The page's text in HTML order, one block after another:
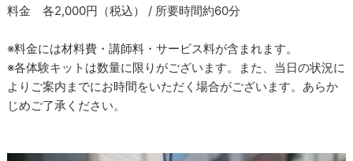
料金 各2,000円（税込） / 所要時間約60分
※料金には材料費・講師料・サービス料が含まれます。
※各体験キットは数量に限りがございます。また、当日の状況に
よりご案内までにお時間をいただく場合がございます。あらか
じめご了承ください。